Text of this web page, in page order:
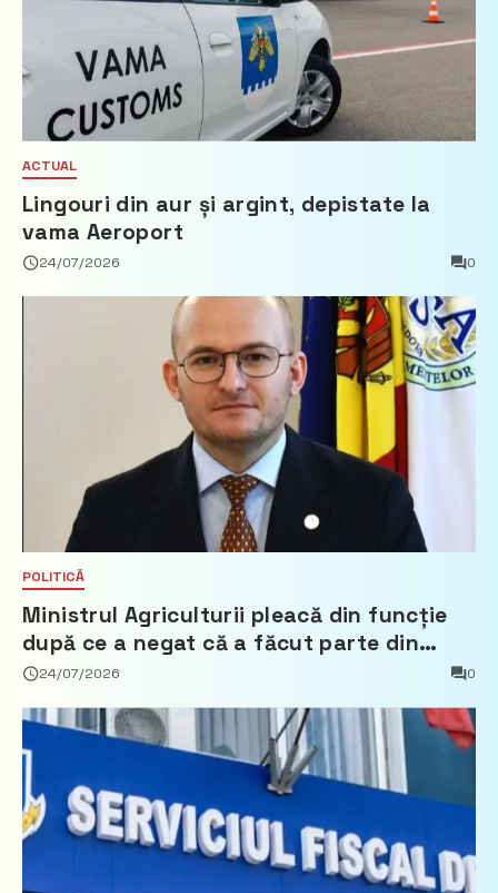
ACTUAL
Lingouri din aur și argint, depistate la
vama Aeroport
24/07/2026 0
POLITICĂ
Ministrul Agriculturii pleacă din funcție
după ce a negat că a făcut parte din
Partidul Democrat
24/07/2026 0